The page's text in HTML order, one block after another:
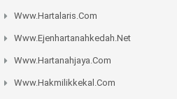
Www.hartalaris.com
Www.ejenhartanahkedah.net
Www.hartanahjaya.com
Www.hakmilikkekal.com